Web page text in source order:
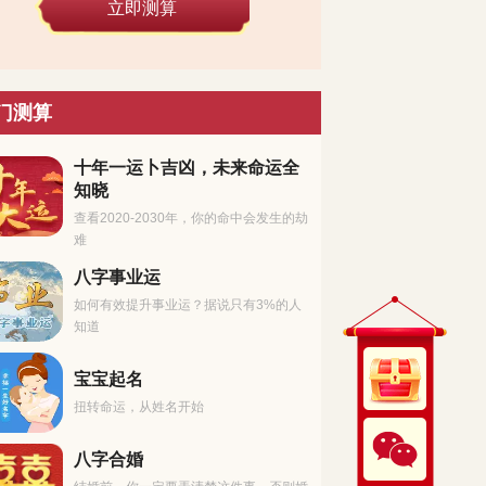
立即测算
测算
十年一运卜吉凶，未来命运全
知晓
查看2020-2030年，你的命中会发生的劫
难
八字事业运
如何有效提升事业运？据说只有3%的人
知道
宝宝起名
扭转命运，从姓名开始
八字合婚